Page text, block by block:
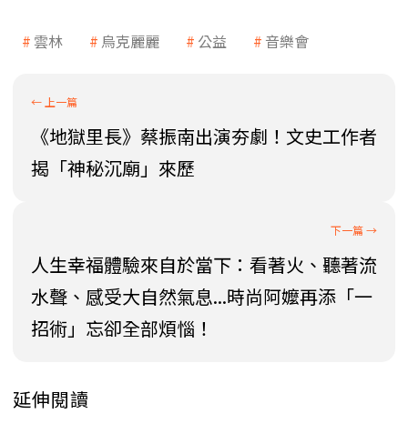
雲林 烏克麗麗 公益 音樂會
《地獄里長》蔡振南出演夯劇！文史工作者
揭「神秘沉廟」來歷
人生幸福體驗來自於當下：看著火、聽著流
水聲、感受大自然氣息...時尚阿嬤再添「一
招術」忘卻全部煩惱！
延伸閱讀